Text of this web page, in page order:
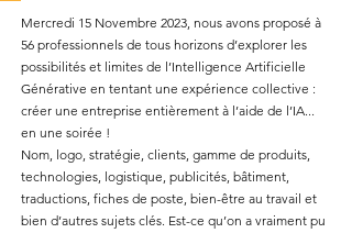
Mercredi 15 Novembre 2023, nous avons proposé à
56 professionnels de tous horizons d’explorer les
possibilités et limites de l’Intelligence Artificielle
Générative en tentant une expérience collective :
créer une entreprise entièrement à l’aide de l’IA...
en une soirée !
Nom, logo, stratégie, clients, gamme de produits,
technologies, logistique, publicités, bâtiment,
traductions, fiches de poste, bien-être au travail et
bien d’autres sujets clés. Est-ce qu’on a vraiment pu